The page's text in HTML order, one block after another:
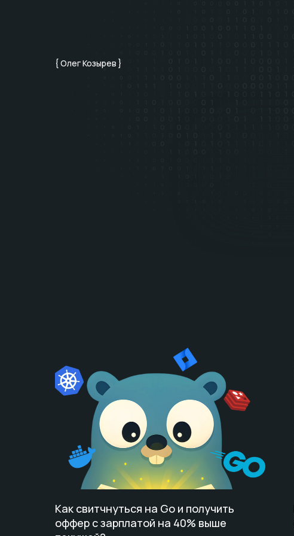
{ Олег Козырев }
Как свитчнуться на Go и получить
оффер с зарплатой на 40% выше